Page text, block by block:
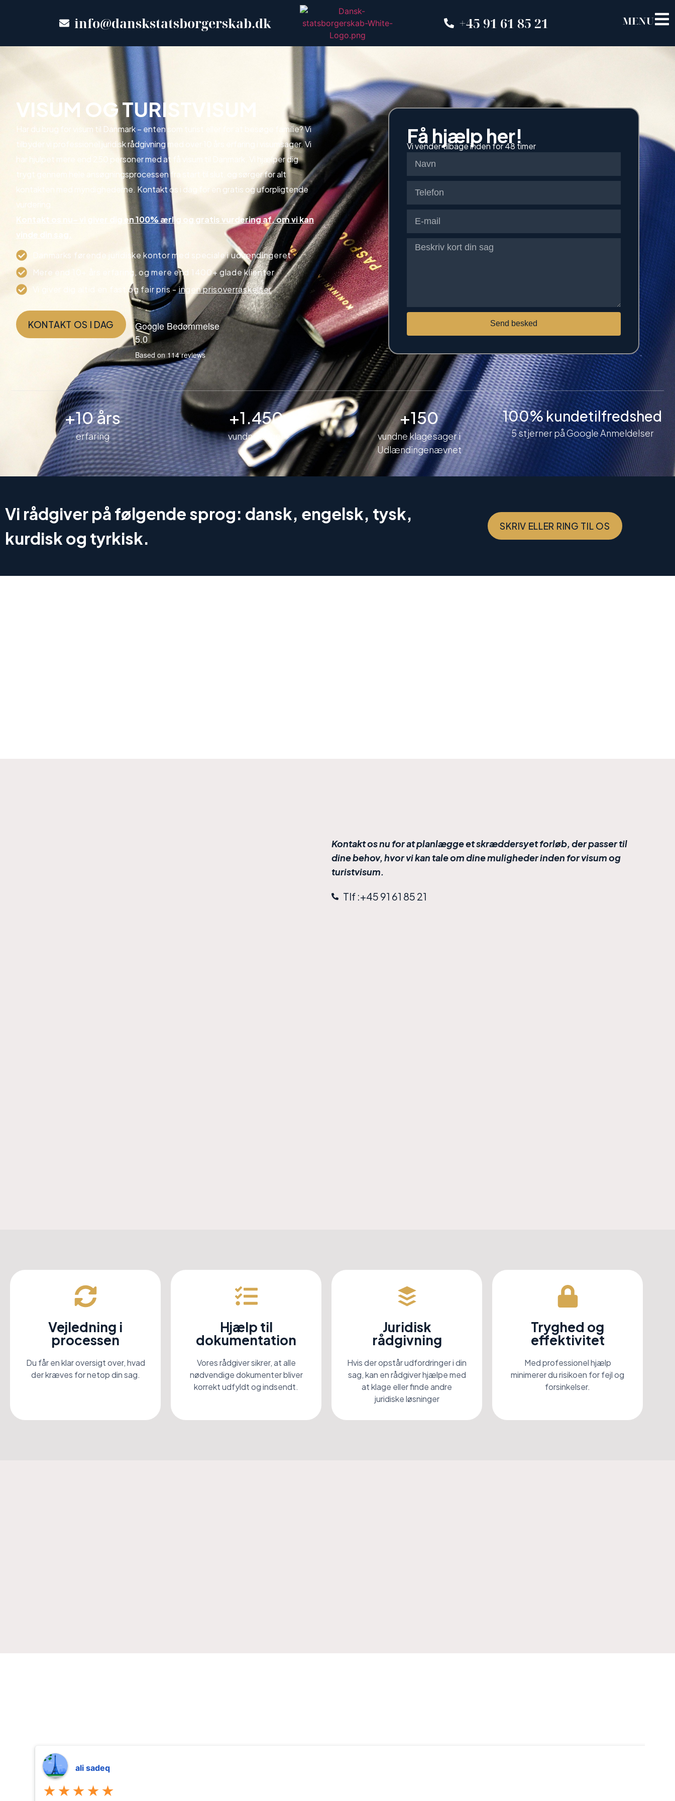
info@danskstatsborgerskab.dk +45 91 61 85 21 MENU
VISUM OG TURISTVISUM
Har du brug for visum til Danmark – enten som turist eller for at besøge familie? Vi
tilbyder vi professionel juridisk rådgivning med over 10 års erfaring i visumsager. Vi
har hjulpet mere end 250 personer med at få visum til Danmark. Vi hjælper dig
trygt gennem hele ansøgningsprocessen fra start til slut, og sørger for alt
kontakten med myndighederne. Kontakt os i dag for en gratis og uforpligtende
vurdering.
Kontakt os nu
– vi giver dig en 100% ærlig og gratis vurdering af, om vi kan
vinde din sag.
Danmarks førende juridiske kontor med speciale i udlændingeret
Mere end 10+ års erfaring, og mere end 1400+ glade klienter
Vi giver dig altid en fast og fair pris -ingen prisoverraskelser
KONTAKT OS I DAG
Google Bedømmelse
5.0
Based on 114 reviews
Få hjælp her!
Vi vender tilbage inden for 48 timer
Send besked
+10 års
erfaring
+1.450
vundne sager
+150
vundne klagesager i
Udlændingenævnet
100% kundetilfredshed
5 stjerner på Google Anmeldelser
Vi rådgiver på følgende sprog: dansk, engelsk, tysk,
kurdisk og tyrkisk.
SKRIV ELLER RING TIL OS
Kontakt os nu for at planlægge et skræddersyet forløb, der passer til
dine behov, hvor vi kan tale om dine muligheder inden for visum og
turistvisum.
Tlf :+45 91 61 85 21
Vejledning i
processen
Du får en klar oversigt over, hvad
der kræves for netop din sag.
Hjælp til
dokumentation
Vores rådgiver sikrer, at alle
nødvendige dokumenter bliver
korrekt udfyldt og indsendt.
Juridisk
rådgivning
Hvis der opstår udfordringer i din
sag, kan en rådgiver hjælpe med
at klage eller finde andre
juridiske løsninger
Tryghed og
effektivitet
Med professionel hjælp
minimerer du risikoen for fejl og
forsinkelser.
ali sadeq
★★★★★